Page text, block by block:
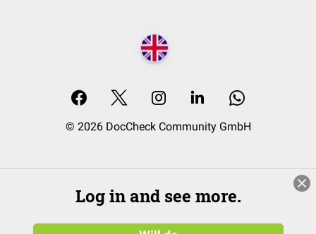
© 2026 DocCheck Community GmbH
Log in and see more.